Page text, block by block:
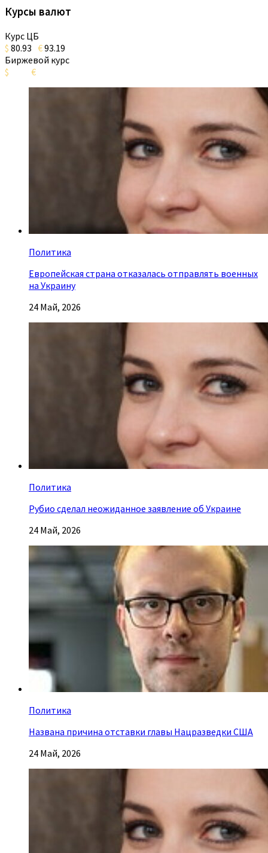
Курсы валют
Курс ЦБ
$ 80.93 €93.19
Биржевой курс
$
€
Политика
Европейская страна отказалась отправлять военных
на Украину
24 Май, 2026
Политика
Рубио сделал неожиданное заявление об Украине
24 Май, 2026
Политика
Названа причина отставки главы Нацразведки США
24 Май, 2026